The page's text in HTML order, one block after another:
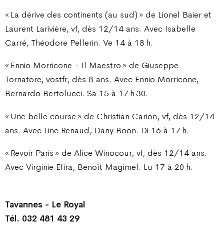
« La dérive des continents (au sud) » de Lionel Baier et
Laurent Larivière, vf, dès 12/14 ans. Avec Isabelle
Carré, Théodore Pellerin. Ve 14 à 18 h.
« Ennio Morricone - Il Maestro » de Giuseppe
Tornatore, vostfr, dès 8 ans. Avec Ennio Morricone,
Bernardo Bertolucci. Sa 15 à 17 h 30.
« Une belle course » de Christian Carion, vf, dès 12/14
ans. Avec Line Renaud, Dany Boon. Di 16 à 17 h.
« Revoir Paris » de Alice Winocour, vf, dès 12/14 ans.
Avec Virginie Efira, Benoît Magimel. Lu 17 à 20 h.
Tavannes - Le Royal
Tél. 032 481 43 29